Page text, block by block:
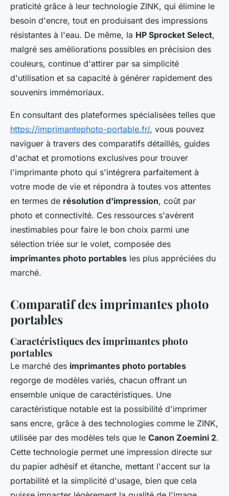
praticité grâce à leur technologie ZINK, qui élimine le
besoin d'encre, tout en produisant des impressions
résistantes à l'eau. De même, la HP Sprocket Select,
malgré ses améliorations possibles en précision des
couleurs, continue d'attirer par sa simplicité
d'utilisation et sa capacité à générer rapidement des
souvenirs immémoriaux.
En consultant des plateformes spécialisées telles que
https://imprimantephoto-portable.fr/, vous pouvez
naviguer à travers des comparatifs détaillés, guides
d'achat et promotions exclusives pour trouver
l'imprimante photo qui s'intégrera parfaitement à
votre mode de vie et répondra à toutes vos attentes
en termes de résolution d'impression, coût par
photo et connectivité. Ces ressources s'avèrent
inestimables pour faire le bon choix parmi une
sélection triée sur le volet, composée des
imprimantes photo portables les plus appréciées du
marché.
Comparatif des imprimantes photo
portables
Caractéristiques des imprimantes photo
portables
Le marché des imprimantes photo portables
regorge de modèles variés, chacun offrant un
ensemble unique de caractéristiques. Une
caractéristique notable est la possibilité d'imprimer
sans encre, grâce à des technologies comme le ZINK,
utilisée par des modèles tels que le Canon Zoemini 2.
Cette technologie permet une impression directe sur
du papier adhésif et étanche, mettant l'accent sur la
portabilité et la simplicité d'usage, bien que cela